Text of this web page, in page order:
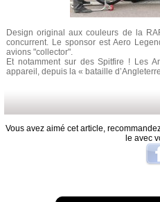
Design original aux couleurs de la
concurrent. Le sponsor est Aero
avions "collector".
Et notamment sur des Spitfire ! Les
appareil, depuis la « bataille
Vous avez aimé cet article,
le avec